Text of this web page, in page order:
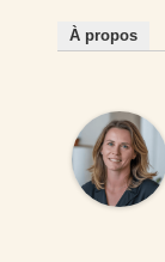
À propos